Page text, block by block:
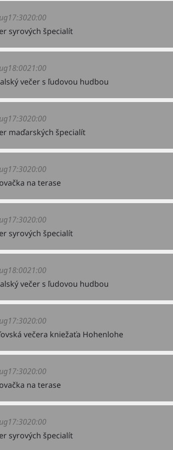
17:3020:00
syrových špecialít
18:0021:00
večer s ľudovou hudbou
17:3020:00
maďarských špecialít
17:3020:00
na terase
17:3020:00
syrových špecialít
18:0021:00
večer s ľudovou hudbou
17:3020:00
večera kniežaťa Hohenlohe
17:3020:00
na terase
17:3020:00
syrových špecialít